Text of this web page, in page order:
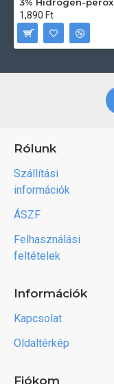
1,890 Ft
Rólunk
Szállítási
információk
ÁSZF
Felhasználási
feltételek
Információk
Kapcsolat
Oldaltérkép
Fiókom